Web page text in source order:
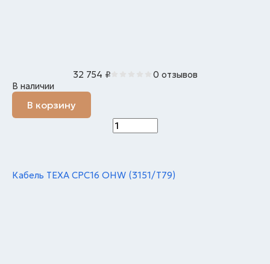
32 754 ₽
0 отзывов
В наличии
В корзину
Кабель TEXA CPC16 OHW (3151/T79)